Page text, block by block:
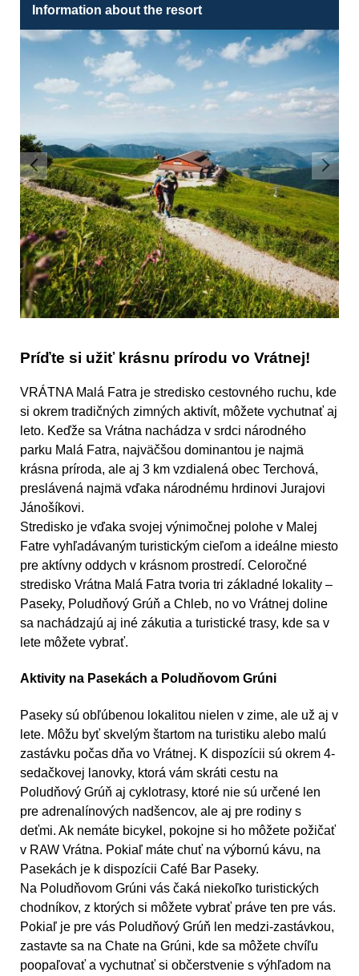
Information about the resort
Príďte si užiť krásnu prírodu vo Vrátnej!
VRÁTNA Malá Fatra je stredisko cestovného ruchu, kde
si okrem tradičných zimných aktivít, môžete vychutnať aj
leto. Keďže sa Vrátna nachádza v srdci národného
parku Malá Fatra, najväčšou dominantou je najmä
krásna príroda, ale aj 3 km vzdialená obec Terchová,
preslávená najmä vďaka národnému hrdinovi Jurajovi
Jánošíkovi.
Stredisko je vďaka svojej výnimočnej polohe v Malej
Fatre vyhľadávaným turistickým cieľom a ideálne miesto
pre aktívny oddych v krásnom prostredí. Celoročné
stredisko Vrátna Malá Fatra tvoria tri základné lokality –
Paseky, Poludňový Grúň a Chleb, no vo Vrátnej doline
sa nachádzajú aj iné zákutia a turistické trasy, kde sa v
lete môžete vybrať.
Aktivity na Pasekách a Poludňovom Grúni
Paseky sú obľúbenou lokalitou nielen v zime, ale už aj v
lete. Môžu byť skvelým štartom na turistiku alebo malú
zastávku počas dňa vo Vrátnej. K dispozícii sú okrem 4-
sedačkovej lanovky, ktorá vám skráti cestu na
Poludňový Grúň aj cyklotrasy, ktoré nie sú určené len
pre adrenalínových nadšencov, ale aj pre rodiny s
deťmi. Ak nemáte bicykel, pokojne si ho môžete požičať
v RAW Vrátna. Pokiaľ máte chuť na výbornú kávu, na
Pasekách je k dispozícii Café Bar Paseky.
Na Poludňovom Grúni vás čaká niekoľko turistických
chodníkov, z ktorých si môžete vybrať práve ten pre vás.
Pokiaľ je pre vás Poludňový Grúň len medzi-zastávkou,
zastavte sa na Chate na Grúni, kde sa môžete chvíľu
poopaľovať a vychutnať si občerstvenie s výhľadom na